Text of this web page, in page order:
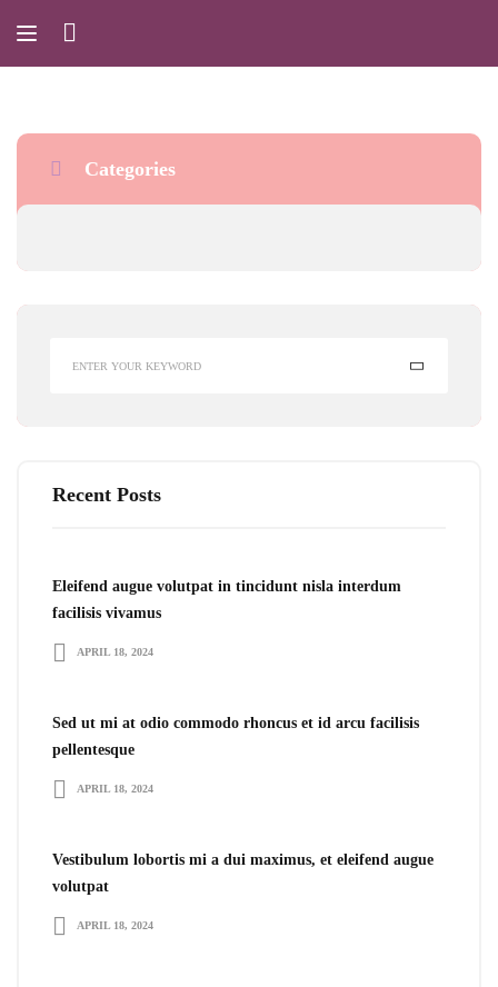
Categories
Recent Posts
Eleifend augue volutpat in tincidunt nisla interdum
facilisis vivamus
APRIL 18, 2024
Sed ut mi at odio commodo rhoncus et id arcu facilisis
pellentesque
APRIL 18, 2024
Vestibulum lobortis mi a dui maximus, et eleifend augue
volutpat
APRIL 18, 2024